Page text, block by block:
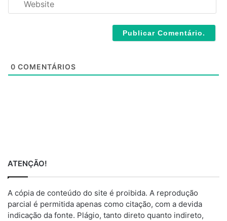
l
0 COMENTÁRIOS
ATENÇÃO!
A cópia de conteúdo do site é proibida. A reprodução
parcial é permitida apenas como citação, com a devida
indicação da fonte. Plágio, tanto direto quanto indireto,